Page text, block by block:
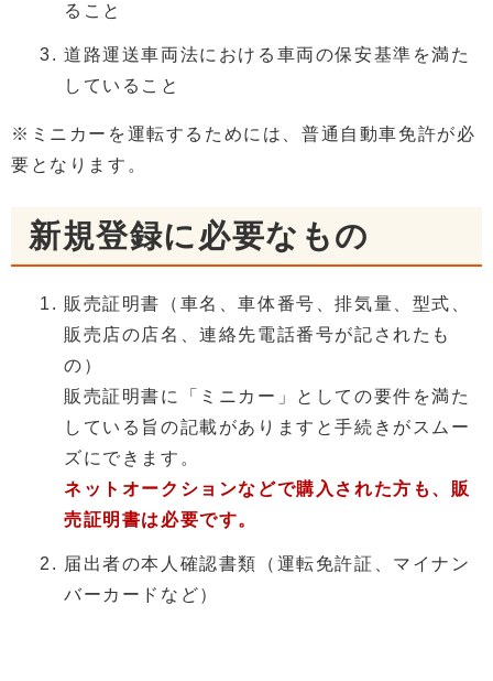
ること
道路運送車両法における車両の保安基準を満た
していること
※ミニカーを運転するためには、普通自動車免許が必
要となります。
新規登録に必要なもの
販売証明書（車名、車体番号、排気量、型式、
販売店の店名、連絡先電話番号が記されたも
の）
販売証明書に「ミニカー」としての要件を満た
している旨の記載がありますと手続きがスムー
ズにできます。
ネットオークションなどで購入された方も、販
売証明書は必要です。
届出者の本人確認書類（運転免許証、マイナン
バーカードなど）